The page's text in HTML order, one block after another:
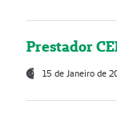
Prestador
15 de Janeiro de